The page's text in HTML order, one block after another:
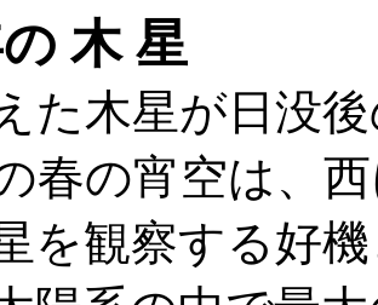
木 星
た木星が日没
春の宵空は、
を観察する好